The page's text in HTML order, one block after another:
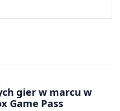
gier w marcu w
Game Pass